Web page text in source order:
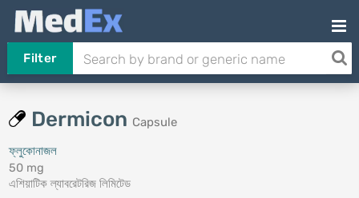
Filter
Dermicon Capsule
ফ্লুকোনাজল
50 mg
এশিয়াটিক ল্যাবরেটরিজ লিমিটেড